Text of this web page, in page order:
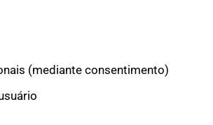
(mediante consentimento)